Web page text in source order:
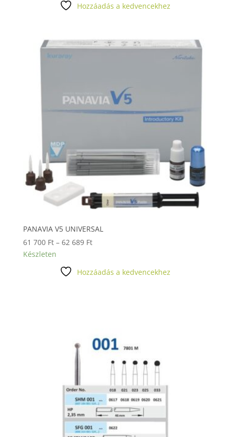
Hozzáadás a kedvencekhez
PANAVIA V5 UNIVERSAL
61 700 Ft – 62 689 FtÁrtartomány:
-
Készleten
Hozzáadás a kedvencekhez